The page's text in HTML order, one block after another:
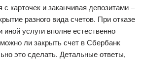
карточек и заканчивая депозитами –
разного вида счетов. При отказе
иной услуги вполне естественно
ли закрыть счет в Сбербанк
это сделать. Детальные ответы,